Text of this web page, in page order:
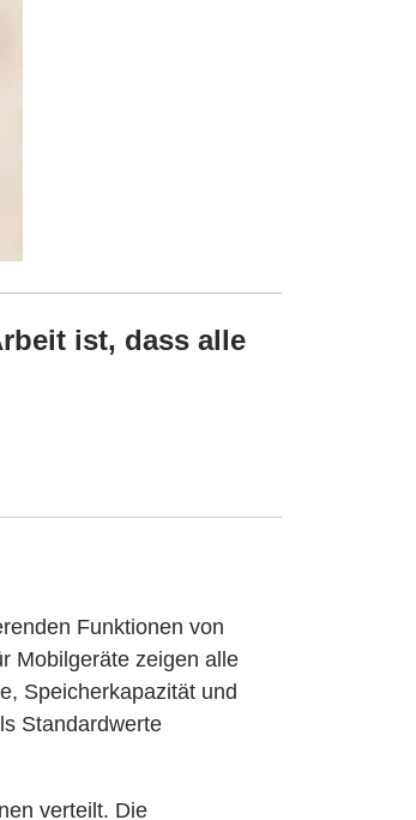
ist, dass alle
Funktionen von
Mobilgeräte zeigen alle
Speicherkapazität und
Standardwerte
verteilt. Die